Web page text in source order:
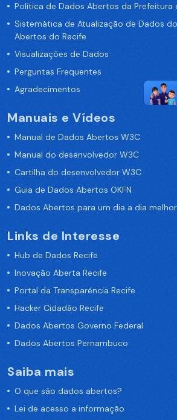
Política de Dados Abertos da Prefeitura
Sistemática de Atualização de Dados
Abertos do Recife
Visualizações de Dados
Perguntas Frequentes
Agradecimentos
Manuais e Vídeos
Manual de Dados Abertos W3C
Manual do desenvolvedor W3C
Cartilha do desenvolvedor W3C
Guia de Dados Abertos OKFN
Dados Abertos para um dia a dia melhor
Links de Interesse
Hub de Dados Recife
Inovação Aberta Recife
Portal da Transparência Recife
Hacker Cidadão Recife
Dados Abertos Governo Federal
Dados Abertos Pernambuco
Saiba mais
O que são dados abertos?
Lei de acesso a informação